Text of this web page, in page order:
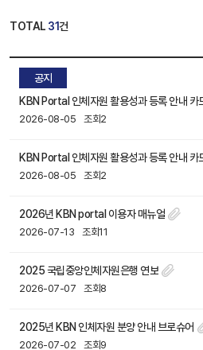
TOTAL 31건
공지
KBN Portal 인체자원 활용성과 등록 안내 카
2026-08-05 조회2
KBN Portal 인체자원 활용성과 등록 안내 카
2026-08-05 조회2
2026년 KBN portal 이용자 매뉴얼
2026-07-13 조회11
2025 국립중앙인체자원은행 연보
2026-07-07 조회8
2025년 KBN 인체자원 분양 안내 브로슈어
2026-07-02 조회9